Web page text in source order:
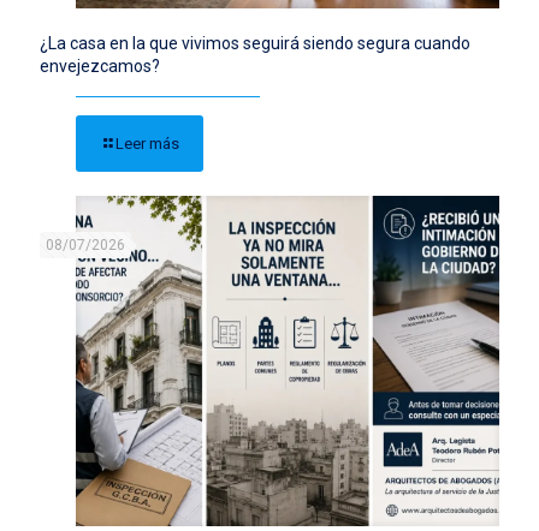
¿La casa en la que vivimos seguirá siendo segura cuando
envejezcamos?
Leer más
08/07/2026